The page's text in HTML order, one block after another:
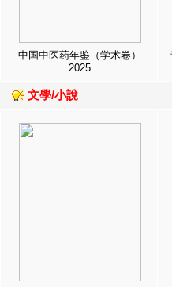
中国中医药年鉴（学术卷）
2025
文學/小說